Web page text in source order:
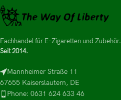
Fachhandel für E-Zigaretten und Zubehör.
Seit 2014.
Mannheimer Straße 11
67655 Kaiserslautern, DE
Phone: 0631 624 633 46